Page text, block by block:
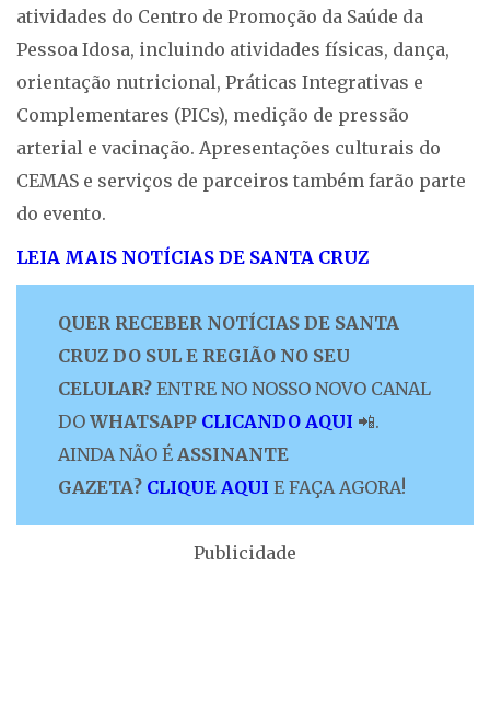
atividades do Centro de Promoção da Saúde da
Pessoa Idosa, incluindo atividades físicas, dança,
orientação nutricional, Práticas Integrativas e
Complementares (PICs), medição de pressão
arterial e vacinação. Apresentações culturais do
CEMAS e serviços de parceiros também farão parte
do evento.
LEIA MAIS NOTÍCIAS DE SANTA CRUZ
QUER RECEBER NOTÍCIAS DE SANTA
CRUZ DO SUL E REGIÃO NO SEU
CELULAR? ENTRE NO NOSSO NOVO CANAL
DO WHATSAPP CLICANDO AQUI 📲.
AINDA NÃO É ASSINANTE
GAZETA? CLIQUE AQUI E FAÇA AGORA!
Publicidade